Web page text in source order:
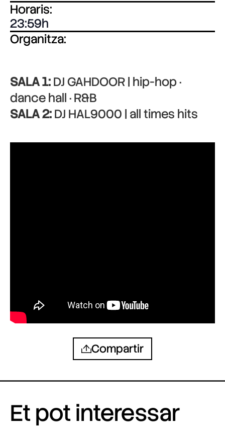
Horaris:
23:59
Organitza:
SALA 1:DJ GAHDOOR | hip-hop ·
dance hall · R&B
SALA 2:DJ HAL9000 | all times hits
Compartir
Et pot interessar